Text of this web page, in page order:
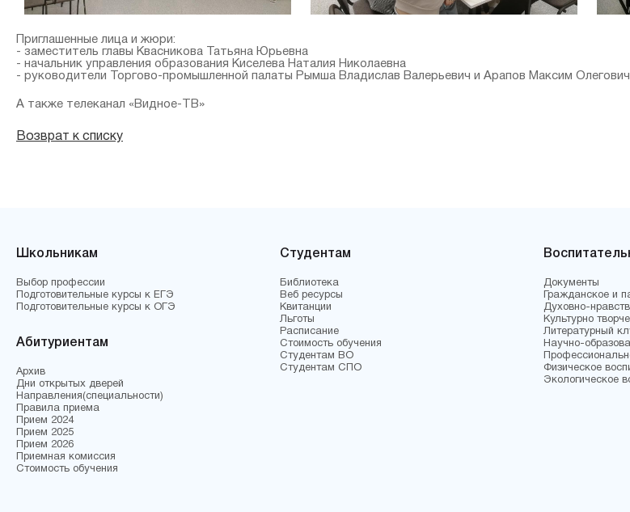
Приглашенные лица и жюри:
- заместитель главы Квасникова Татьяна Юрьевна
- начальник управления образования Киселева Наталия Николаевна
- руководители Торгово-промышленной палаты Рымша Владислав Валерьевич и Арапов Максим Олегович
А также телеканал «Видное-ТВ»
Возврат к списку
Школьникам
Выбор профессии
Подготовительные курсы к ЕГЭ
Подготовительные курсы к ОГЭ
Абитуриентам
Архив
Дни открытых дверей
Направления(специальности)
Правила приема
Прием 2024
Прием 2025
Прием 2026
Приемная комиссия
Стоимость обучения
Студентам
Библиотека
Веб ресурсы
Квитанции
Льготы
Расписание
Стоимость обучения
Студентам ВО
Студентам СПО
Документы
Гражданское и
Духовно-
Культурно
Литературный
Научно-
Физическое
Экологическое